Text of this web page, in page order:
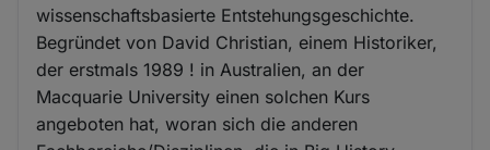
wissenschaftsbasierte Entstehungsgeschichte.
Begründet von David Christian, einem Historiker,
der erstmals 1989 ! in Australien, an der
Macquarie University einen solchen Kurs
angeboten hat, woran sich die anderen